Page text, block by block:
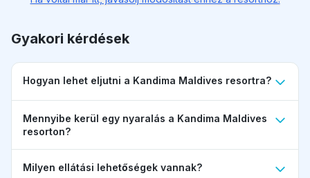
Gyakori kérdések
Hogyan lehet eljutni a Kandima Maldives resortra?
Mennyibe kerül egy nyaralás a Kandima Maldives
resorton?
Milyen ellátási lehetőségek vannak?